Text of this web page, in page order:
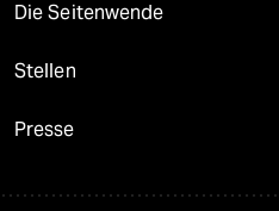
Die Seitenwende
Stellen
Presse